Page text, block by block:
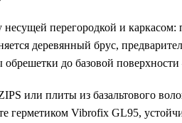
несущей перегородкой и
деревянный брус,
обрешетки до базовой
или плиты из базальтового
герметиком Vibrofix GL95,